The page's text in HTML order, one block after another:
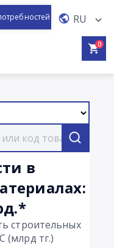
RU
0
в
строительных
(млрд тг.)